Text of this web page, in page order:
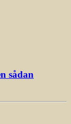
sådan